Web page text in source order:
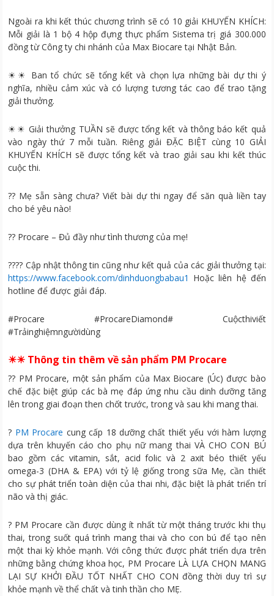
Ngoài ra khi kết thúc chương trình sẽ có 10 giải KHUYẾN KHÍCH:
Mỗi giải là 1 bộ 4 hộp đựng thực phẩm Sistema trị giá 300.000
đồng từ Công ty chi nhánh của Max Biocare tại Nhật Bản.
☀☀ Ban tổ chức sẽ tổng kết và chọn lựa những bài dự thi ý
nghĩa, nhiều cảm xúc và có lượng tương tác cao để trao tặng
giải thưởng.
☀☀ Giải thưởng TUẦN sẽ được tổng kết và thông báo kết quả
vào ngày thứ 7 mỗi tuần. Riêng giải ĐẶC BIỆT cùng 10 GIẢI
KHUYẾN KHÍCH sẽ được tổng kết và trao giải sau khi kết thúc
cuộc thi.
?? Mẹ sẵn sàng chưa? Viết bài dự thi ngay để săn quà liền tay
cho bé yêu nào!
?? Procare – Đủ đầy như tình thương của mẹ!
?‍??‍? Cập nhật thông tin cũng như kết quả của các giải thưởng tại:
https://www.facebook.com/dinhduongbabau1 Hoặc liên hệ đến
hotline để được giải đáp.
#Procare #ProcareDiamond# Cuộcthiviết
#Trảinghiệmngườidùng
☀☀ Thông tin thêm về sản phẩm PM Procare
??️ PM Procare, một sản phẩm của Max Biocare (Úc) được bào
chế đặc biệt giúp các bà mẹ đáp ứng nhu cầu dinh dưỡng tăng
lên trong giai đoạn then chốt trước, trong và sau khi mang thai.
? PM Procare cung cấp 18 dưỡng chất thiết yếu với hàm lượng
dựa trên khuyến cáo cho phụ nữ mang thai VÀ CHO CON BÚ
bao gồm các vitamin, sắt, acid folic và 2 axit béo thiết yếu
omega-3 (DHA & EPA) với tỷ lệ giống trong sữa Mẹ, cần thiết
cho sự phát triển toàn diện của thai nhi, đặc biệt là phát triển trí
não và thị giác.
? PM Procare cần được dùng ít nhất từ một tháng trước khi thụ
thai, trong suốt quá trình mang thai và cho con bú để tạo nên
một thai kỳ khỏe mạnh. Với công thức được phát triển dựa trên
những bằng chứng khoa học, PM Procare LÀ LỰA CHỌN MANG
LẠI SỰ KHỞI ĐẦU TỐT NHẤT CHO CON đồng thời duy trì sự
khỏe mạnh về thể chất và tinh thần cho MẸ.